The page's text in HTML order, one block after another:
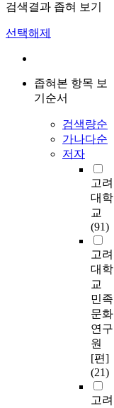
검색결과 좁혀 보기
선택해제
좁혀본 항목 보
기순서
검색량순
가나다순
저자
고려
대학
교
(91)
고려
대학
교
민족
문화
연구
원
[편]
(21)
고려